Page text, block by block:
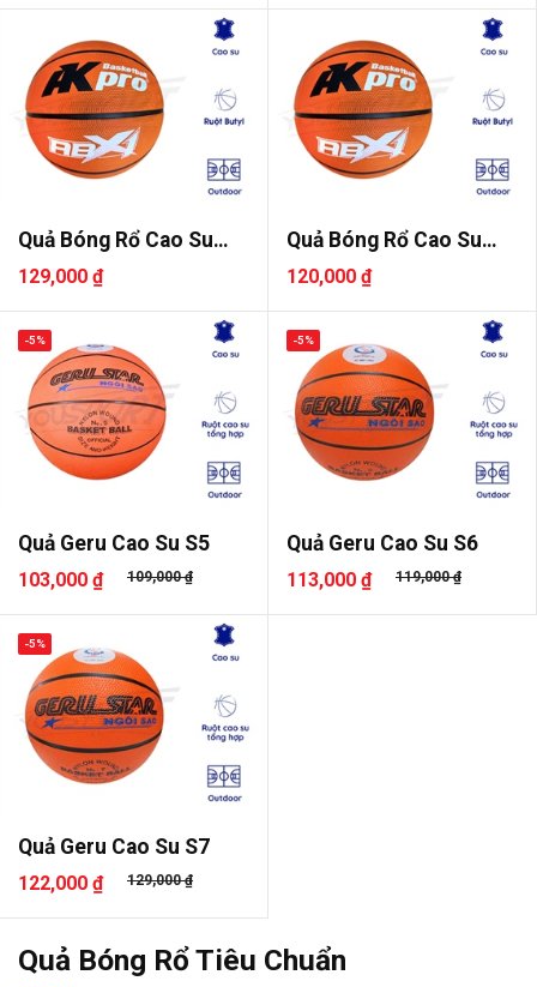
Quả Bóng Rổ Cao Su
AKpro ABX..
129,000 ₫
Quả Bóng Rổ Cao Su
AKpro ABX..
120,000 ₫
Quả Geru Cao Su S5
103,000 ₫ 109,000 ₫
-5%
Quả Geru Cao Su S6
113,000 ₫ 119,000 ₫
-5%
Quả Geru Cao Su S7
122,000 ₫ 129,000 ₫
-5%
Quả Bóng Rổ Tiêu Chuẩn